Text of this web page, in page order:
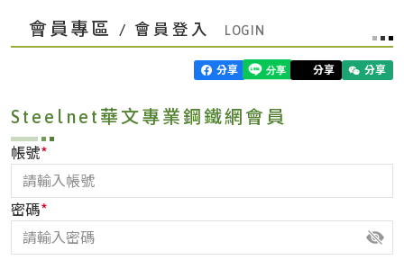
會員專區 / 會員登入
分享 分享 分享
Steelnet華文專業鋼鐵網會員
帳號*
密碼*